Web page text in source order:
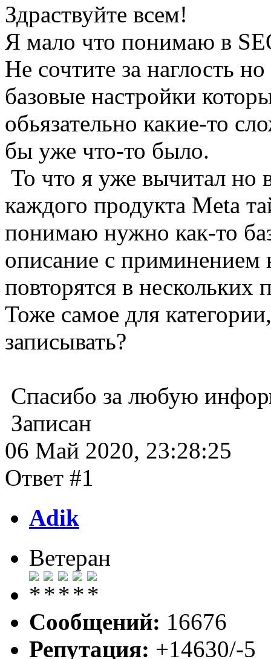
Здраствуйте всем!
Я мало что понимаю в
Не сочтите за наглость
базовые настройки
обьязательно какие-то
бы уже что-то было.
То что я уже вычитал но
каждого продукта Meta
понимаю нужно как-то
описание с приминением
повторятся в нескольких
Тоже самое для
записывать?
Спасибо за любую
Записан
06 Май 2020, 23:28:25
Ответ #1
Adik
Ветеран
Сообщений: 16676
Репутация: +14630/-5